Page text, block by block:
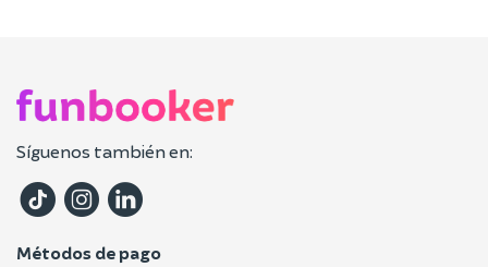
Síguenos también en:
Métodos de pago